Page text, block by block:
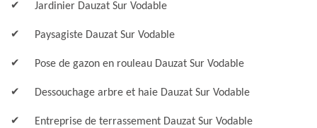
Jardinier Dauzat Sur Vodable
Paysagiste Dauzat Sur Vodable
Pose de gazon en rouleau Dauzat Sur Vodable
Dessouchage arbre et haie Dauzat Sur Vodable
Entreprise de terrassement Dauzat Sur Vodable